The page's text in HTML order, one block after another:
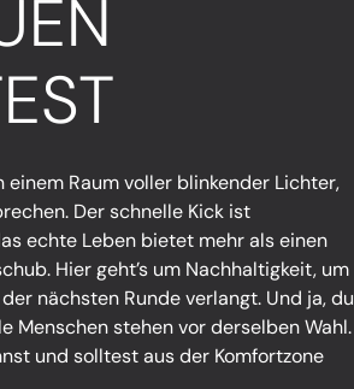
Raum voller blinkender Lichter,
Der schnelle Kick ist
echte Leben bietet mehr als einen
Hier geht’s um Nachhaltigkeit, um
nächsten Runde verlangt. Und ja, du
Menschen stehen vor derselben Wahl.
und solltest aus der Komfortzone